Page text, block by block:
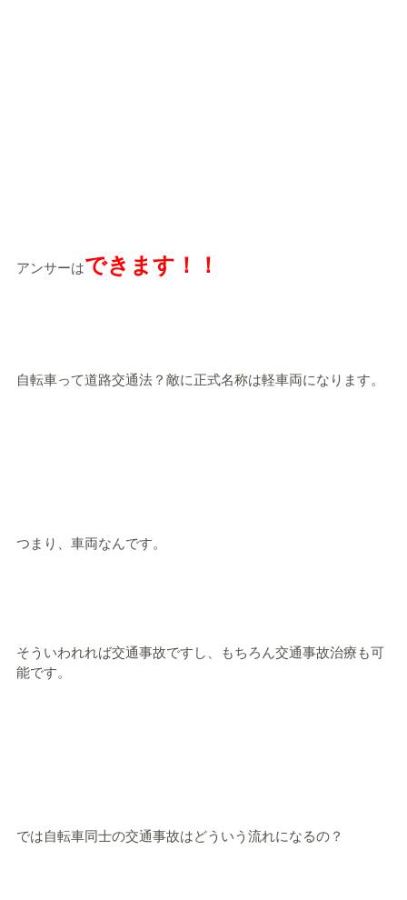
アンサーはできます！！
自転車って道路交通法？敵に正式名称は軽車両になります。
つまり、車両なんです。
そういわれれば交通事故ですし、もちろん交通事故治療も可
能です。
では自転車同士の交通事故はどういう流れになるの？